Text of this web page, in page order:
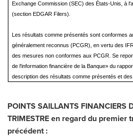
Exchange Commission (SEC) des États-Unis, à
(section EDGAR Filers).
Les résultats comme présentés sont conformes
généralement reconnus (PCGR), en vertu des
des mesures non conformes aux PCGR. Se
de l'information financière de la Banque» du
description des résultats comme présentés et des
POINTS SAILLANTS FINANCIERS
TRIMESTRE en regard du
précédent :